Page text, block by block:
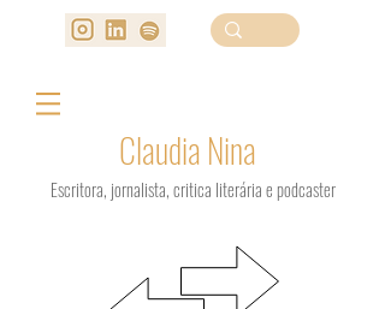
Claudia Nina
Escritora, jornalista, critica literária e podcaster